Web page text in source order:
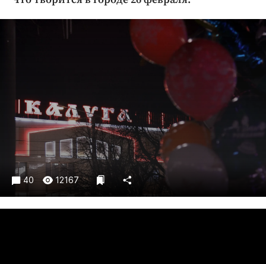
Криминал
Недвижимость и ЖКХ
Погода
Праздники
Происшествия
Спорт
Экономика и бизнес
ПРОЕКТЫ
40 12167